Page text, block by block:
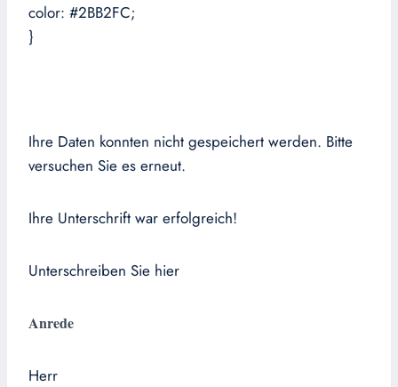
color: #2BB2FC;
}
Ihre Daten konnten nicht gespeichert werden. Bitte
versuchen Sie es erneut.
Ihre Unterschrift war erfolgreich!
Unterschreiben Sie hier
Anrede
Herr